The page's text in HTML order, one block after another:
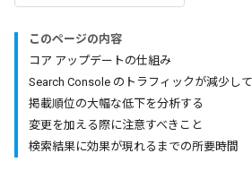
このページの内容
コア アップデートの仕組み
Search Console のトラフィックが減少し
掲載順位の大幅な低下を分析する
変更を加える際に注意すべきこと
検索結果に効果が現れるまでの所要時間